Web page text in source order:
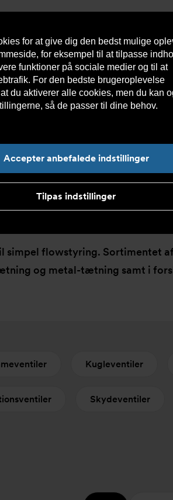
for at give dig den bedst mulige
for eksempel til at tilpasse
funktioner på sociale medier og til at
For den bedste brugeroplevelse
du aktiverer alle cookies, men du kan
så de passer til dine behov.
Accepter anbefalede indstillinger
Tilpas indstillinger
Kontakt
os
Teknisk
hjælp
flowstyring. Sortimentet
og metal-tætning samt i
Kugleventiler
Skydeventiler